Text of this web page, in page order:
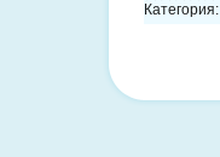
Категория: